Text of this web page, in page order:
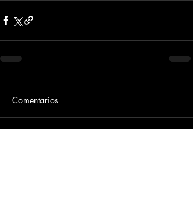
Comentarios